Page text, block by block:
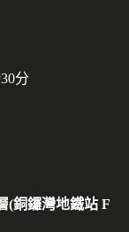
分
(銅鑼灣地鐵站 F